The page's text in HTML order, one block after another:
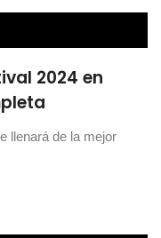
2024 en
llenará de la mejor